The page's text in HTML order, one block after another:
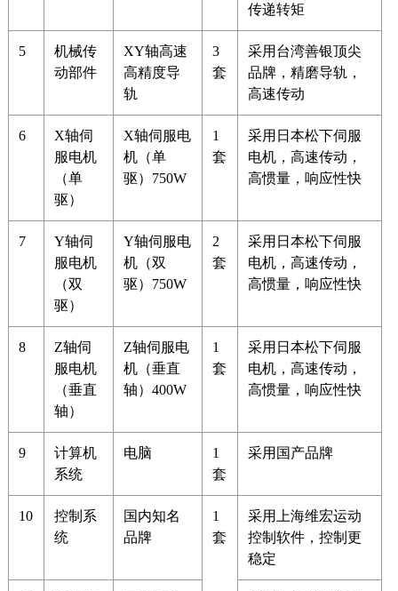
传递转矩
5
机械传
动部件
XY轴高速
高精度导
轨
3
套
采用台湾善银顶尖
品牌，精磨导轨，
高速传动
6
X轴伺
服电机
（单
驱）
X轴伺服电
机（单
驱）750W
1
套
采用日本松下伺服
电机，高速传动，
高惯量，响应性快
7
Y轴伺
服电机
（双
驱）
Y轴伺服电
机（双
驱）750W
2
套
采用日本松下伺服
电机，高速传动，
高惯量，响应性快
8
Z轴伺
服电机
（垂直
轴）
Z轴伺服电
机（垂直
轴）400W
1
套
采用日本松下伺服
电机，高速传动，
高惯量，响应性快
9
计算机
系统
电脑
1
套
采用国产品牌
10
控制系
统
国内知名
品牌
1
套
采用上海维宏运动
控制软件，控制更
稳定